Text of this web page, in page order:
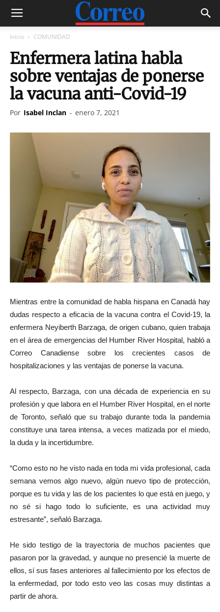
Inicio COMUNIDAD
Enfermera latina habla
sobre ventajas de ponerse
la vacuna anti-Covid-19
Por Isabel Inclan - enero 7, 2021
Mientras entre la comunidad de habla hispana en Canadá hay
dudas respecto a eficacia de la vacuna contra el Covid-19, la
enfermera Neyiberth Barzaga, de origen cubano, quien trabaja
en el área de emergencias del Humber River Hospital, habló a
Correo Canadiense sobre los crecientes casos de
hospitalizaciones y las ventajas de ponerse la vacuna.
Al respecto, Barzaga, con una década de experiencia en su
profesión y que labora en el Humber River Hospital, en el norte
de Toronto, señaló que su trabajo durante toda la pandemia
constituye una tarea intensa, a veces matizada por el miedo,
la duda y la incertidumbre.
“Como esto no he visto nada en toda mi vida profesional, cada
semana vemos algo nuevo, algún nuevo tipo de protección,
porque es tu vida y las de los pacientes lo que está en juego, y
no sé si hago todo lo suficiente, es una actividad muy
estresante”, señaló Barzaga.
He sido testigo de la trayectoria de muchos pacientes que
pasaron por la gravedad, y aunque no presencié la muerte de
ellos, sí sus fases anteriores al fallecimiento por los efectos de
la enfermedad, por todo esto veo las cosas muy distintas a
partir de ahora.